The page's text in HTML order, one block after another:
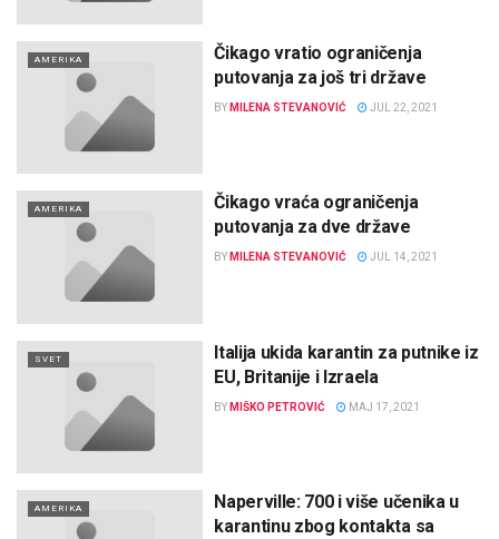
AMERIKA
Čikago vratio ograničenja
putovanja za još tri države
BY MILENA STEVANOVIĆ JUL 22, 2021
AMERIKA
Čikago vraća ograničenja
putovanja za dve države
BY MILENA STEVANOVIĆ JUL 14, 2021
SVET
Italija ukida karantin za putnike iz
EU, Britanije i Izraela
BY MIŠKO PETROVIĆ MAJ 17, 2021
AMERIKA
Naperville: 700 i više učenika u
karantinu zbog kontakta sa